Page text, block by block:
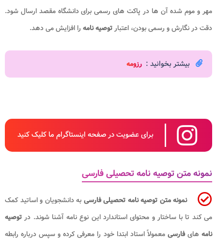
مهر و موم شده آن ها در پاکت های رسمی برای دانشگاه مقصد ارسال شود.
دقت در نگارش و رسمی بودن، اعتبارتوصیه نامه را افزایش می دهد.
بیشتر بخوانید : رزومه
برای عضویت در صفحه اینستاگرام ما کلیک کنید
نمونه متن توصیه نامه تحصیلی فارسی
نمونه متن توصیه نامه تحصیلی فارسی به دانشجویان و اساتید کمک
می کند تا با ساختار و محتوای استاندارد این نوع نامه آشنا شوند. در توصیه
نامه هایفارسیمعمولاً استاد ابتدا خود را معرفی کرده و سپس درباره رابطه